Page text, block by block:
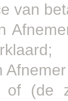
van
of (de